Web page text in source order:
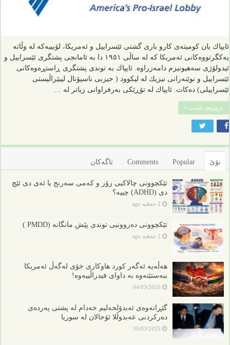
ئایپاك یان كومیته‌ی کارو باری گشتی ئێسراییل و ئه‌مریكا، لۆبییه‌كه‌ له‌ وڵا‌ته‌
یه‌كگرتووه‌كانی ئه‌مریكا كه‌ له‌ ساڵی ١٩٥١ دا به‌ ئامانجی پشتگری ئێسراییل و
ئیدولۆژی سه‌هیونیزم دامه‌زراوه‌. ئایپاك به‌ توندی پشتگری ڕاستڕه‌وه‌كانی
ئێسراییل و نوێنه‌رانی نیزیك له‌ لیكوود ( حیزبی ناسیۆنال لیبێراڵیستی
ئێسراییلی) ده‌كات. ئایپاك له‌ تۆڕێكی به‌رفراوانی زیاتر له‌‌‌ …
درێژەی بابەت »
نۆێ Popular
Comments تاگەکان
تێکچوونی چالاکیی زۆر و کەمی سەرنج یا ئەی دی ئێچ
دی (ADHD) چییە؟
2 حەفتە ago
تێکچوونی دەروونیی توندی پێش مانگانە (PMDD )
2 حەفتە ago
هەڵەیە ئەگەر کورد هاوکاری خۆی لەگەڵ ئەمریکا
ببەستێتەوە بە داوای فیدراڵییەوە!
04/03/2026
گێڕانەوەی ئەبدۆلحەلیم خەدام لە پشتی پەردەی
دەرکردنی عەبدوڵلا ئۆجالان لە سوریا
30/03/2025